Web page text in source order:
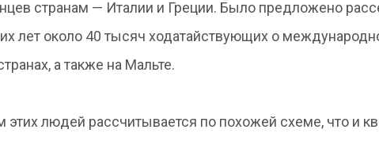
странам — Италии и Греции. Было предложено
лет около 40 тысяч ходатайствующих о
а также на Мальте.
этих людей рассчитывается по похожей схеме, что и